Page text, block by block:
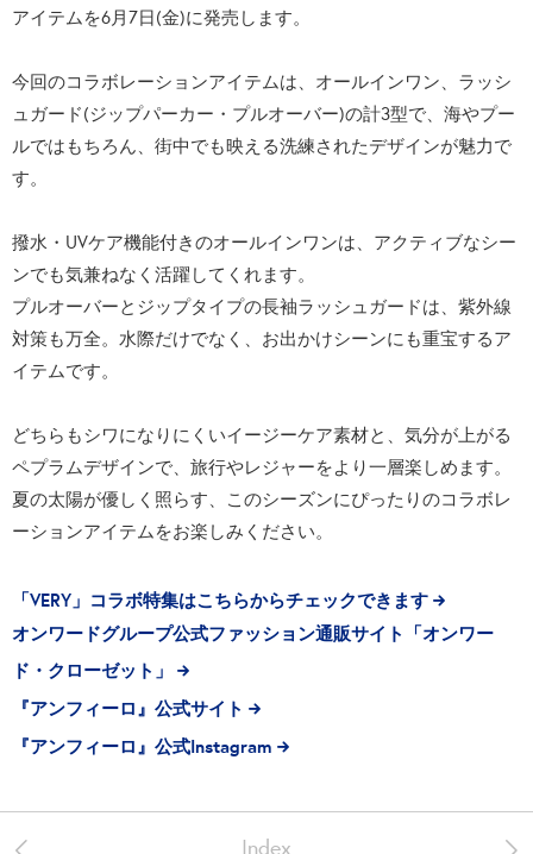
アイテムを6月7日(金)に発売します。
今回のコラボレーションアイテムは、オールインワン、ラッシ
ュガード(ジップパーカー・プルオーバー)の計3型で、海やプー
ルではもちろん、街中でも映える洗練されたデザインが魅力で
す。
撥水・UVケア機能付きのオールインワンは、アクティブなシー
ンでも気兼ねなく活躍してくれます。
プルオーバーとジップタイプの長袖ラッシュガードは、紫外線
対策も万全。水際だけでなく、お出かけシーンにも重宝するア
イテムです。
どちらもシワになりにくいイージーケア素材と、気分が上がる
ペプラムデザインで、旅行やレジャーをより一層楽しめます。
夏の太陽が優しく照らす、このシーズンにぴったりのコラボレ
ーションアイテムをお楽しみください。
「VERY」コラボ特集はこちらからチェックできます
オンワードグループ公式ファッション通販サイト「オンワー
ド・クローゼット」
『アンフィーロ』公式サイト
『アンフィーロ』公式Instagram
Index